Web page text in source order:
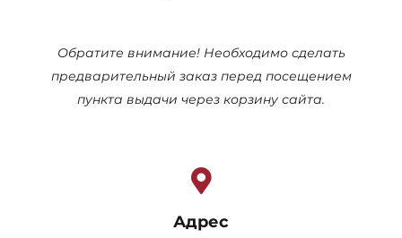
Обратите внимание! Необходимо сделать
предварительный заказ перед посещением
пункта выдачи через корзину сайта.
Адрес